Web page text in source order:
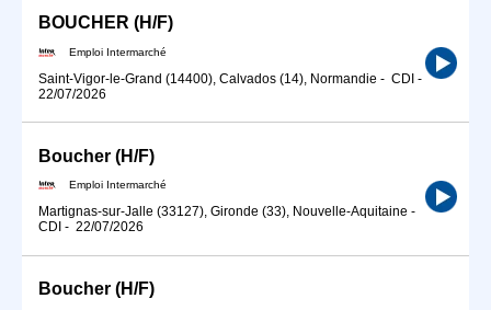
BOUCHER (H/F)
Emploi Intermarché
Saint-Vigor-le-Grand (14400), Calvados (14), Normandie - CDI -
22/07/2026
Boucher (H/F)
Emploi Intermarché
Martignas-sur-Jalle (33127), Gironde (33), Nouvelle-Aquitaine -
CDI - 22/07/2026
Boucher (H/F)